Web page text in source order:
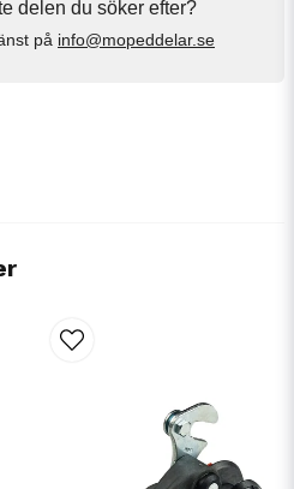
delen du söker efter?
på info@mopeddelar.se